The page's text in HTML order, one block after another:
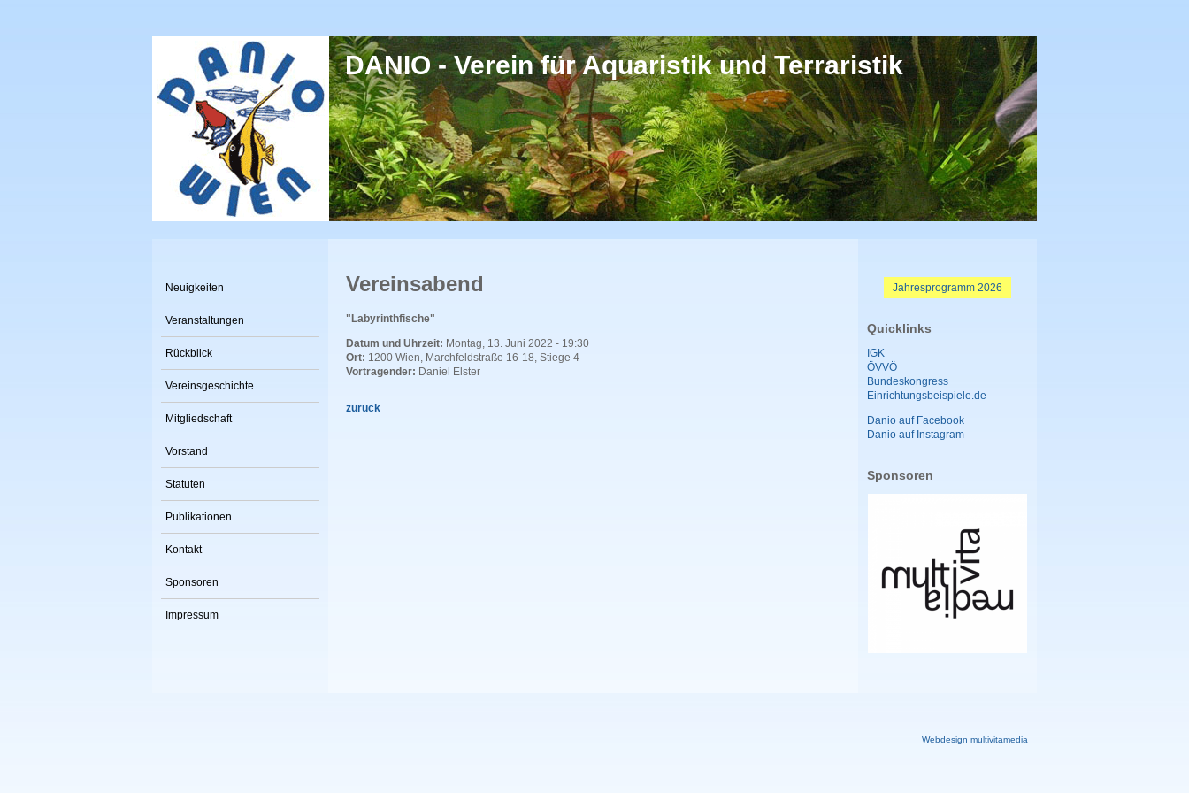
DANIO - Verein für Aquaristik und Terraristik
Neuigkeiten
Veranstaltungen
Rückblick
Vereinsgeschichte
Mitgliedschaft
Vorstand
Statuten
Publikationen
Kontakt
Sponsoren
Impressum
Vereinsabend
"Labyrinthfische"
Datum und Uhrzeit: Montag, 13. Juni 2022 - 19:30
Ort: 1200 Wien, Marchfeldstraße 16-18, Stiege 4
Vortragender: Daniel Elster
zurück
Jahresprogramm 2026
Quicklinks
IGK
ÖVVÖ
Bundeskongress
Einrichtungsbeispiele.de
Danio auf Facebook
Danio auf Instagram
Sponsoren
Webdesign multivitamedia